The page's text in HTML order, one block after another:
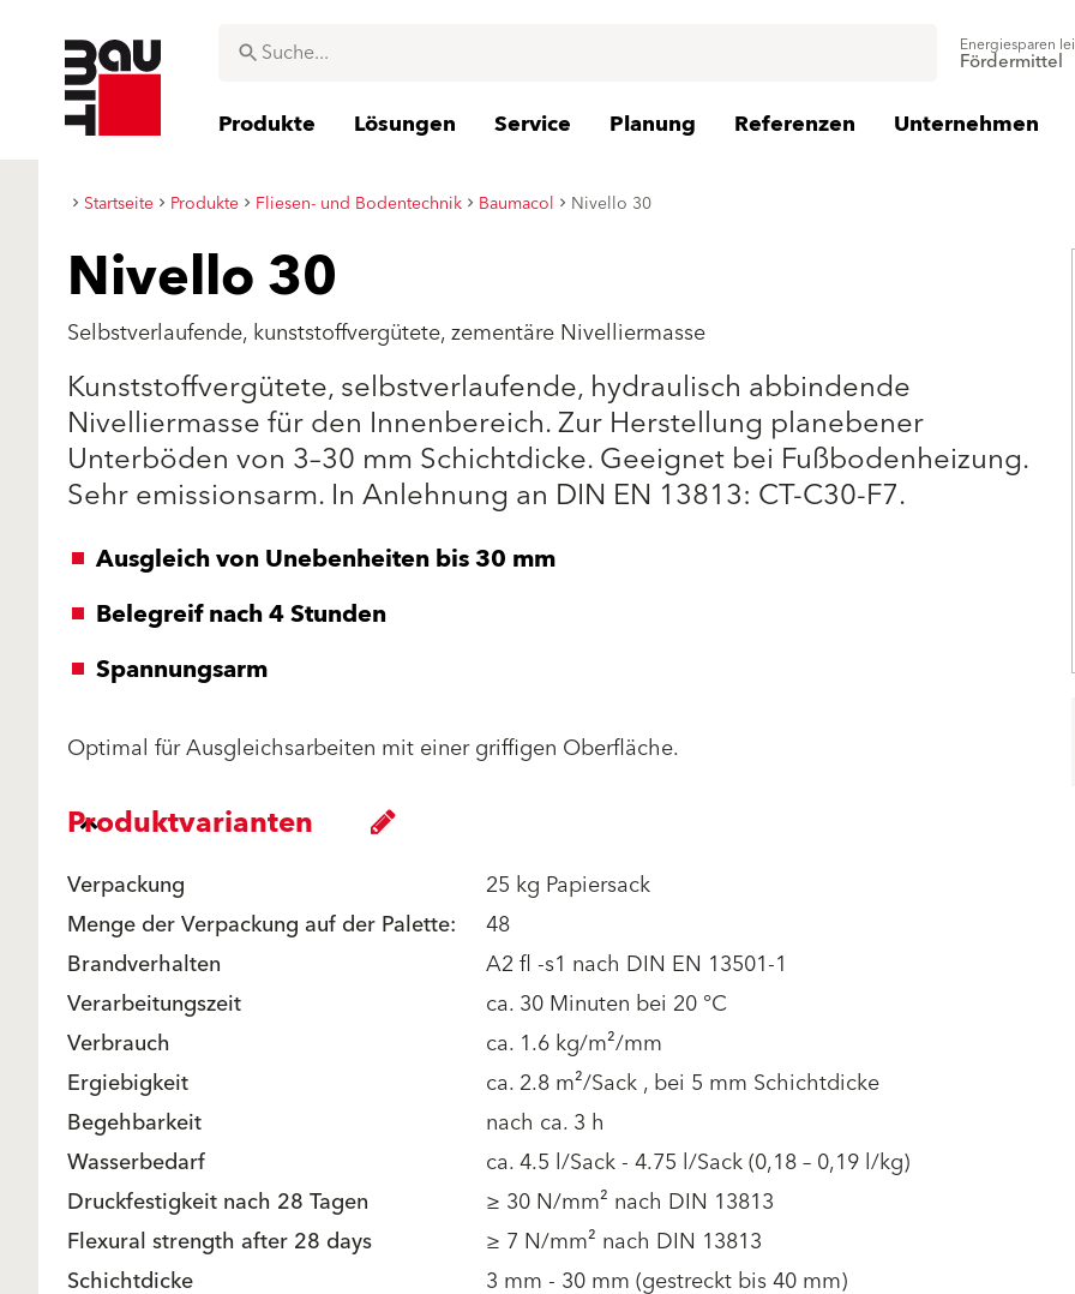
Energiesparen
Fördermittel
Produkte Lösungen Service Planung Referenzen Unternehmen
Startseite Produkte Fliesen- und Bodentechnik Baumacol Nivello 30
Nivello 30
Selbstverlaufende, kunststoffvergütete, zementäre Nivelliermasse
Kunststoffvergütete, selbstverlaufende, hydraulisch abbindende
Nivelliermasse für den Innenbereich. Zur Herstellung planebener
Unterböden von 3–30 mm Schichtdicke. Geeignet bei Fußbodenheizung.
Sehr emissionsarm. In Anlehnung an DIN EN 13813: CT-C30-F7.
Ausgleich von Unebenheiten bis 30 mm
Belegreif nach 4 Stunden
Spannungsarm
Optimal für Ausgleichsarbeiten mit einer griffigen Oberfläche.
Produktvarianten
Verpackung
25 kg Papiersack
Menge der Verpackung auf der Palette:
48
Brandverhalten
A2 fl -s1 nach DIN EN 13501-1
Verarbeitungszeit
ca. 30 Minuten bei 20 °C
Verbrauch
ca. 1.6 kg/m²/mm
Ergiebigkeit
ca. 2.8 m²/Sack , bei 5 mm Schichtdicke
Begehbarkeit
nach ca. 3 h
Wasserbedarf
ca. 4.5 l/Sack - 4.75 l/Sack (0,18 – 0,19 l/kg)
Druckfestigkeit nach 28 Tagen
≥ 30 N/mm² nach DIN 13813
Flexural strength after 28 days
≥ 7 N/mm² nach DIN 13813
Schichtdicke
3 mm - 30 mm (gestreckt bis 40 mm)